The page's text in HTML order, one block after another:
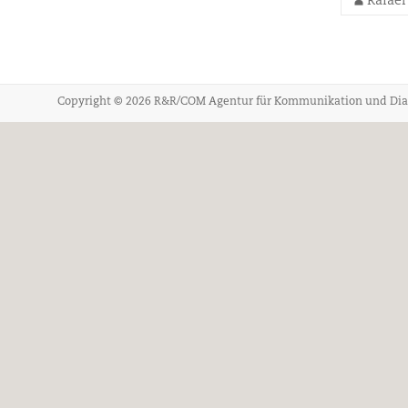
Copyright © 2026 R&R/COM Agentur für Kommunikation und